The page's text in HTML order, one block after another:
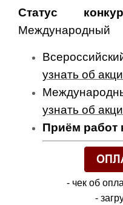
Статус
Международный
узнать об
узнать об
Приём работ
- чек об
-